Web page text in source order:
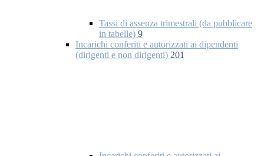
Tassi di assenza trimestrali (da pubblicare
in tabelle) 9
Incarichi conferiti e autorizzati ai dipendenti
(dirigenti e non dirigenti) 201